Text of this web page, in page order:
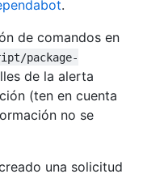
.
de comandos en
package-
de la alerta
(ten en cuenta
no se
una solicitud